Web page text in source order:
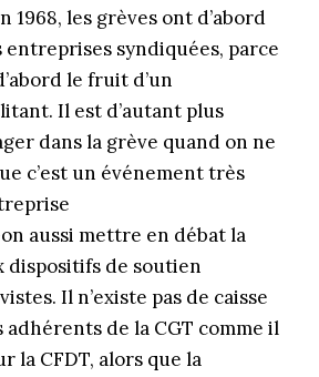
1968, les grèves ont d’abord
entreprises syndiquées, parce
le fruit d’un
Il est d’autant plus
dans la grève quand on ne
c’est un événement très
aussi mettre en débat la
dispositifs de soutien
Il n’existe pas de caisse
de la CGT comme il
la CFDT, alors que la